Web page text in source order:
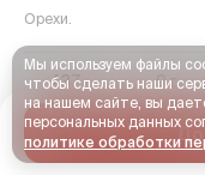
Орехи
437
Ккал
9г
Белки
Мы используем файлы
чтобы сделать наши
на нашем сайте, вы
персональных данных
политике обработки